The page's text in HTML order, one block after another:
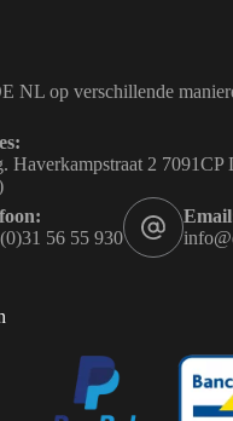
NL op verschillende
Haverkampstraat 2 7091CP
56 55 930